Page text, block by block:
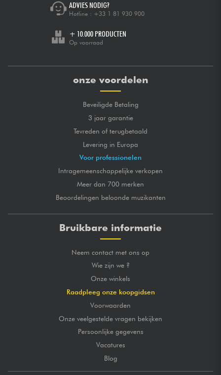
ADVIES NODIG?
Hotline : +33 1 81 930 900
+ 10.000 PRODUCTEN
Op voorraad
onze voordelen
Beveiligde Betaling
3 jaar garantie
Tevreden of terugbetaald
Levering in Europa
Voor professionelen
Intragemeenschappelijke verkopen
Meer dan 700 merken
Beoordelingen beloonde muzikanten
Bruikbare informatie
Neem contact met ons op
Wie zijn we ?
Onze winkels
Raadpleeg onze koopgidsen
Voorwaarden
Onze veelgestelde vragen bekijken
Persoonlijke gegevens
Vacatures
Blog